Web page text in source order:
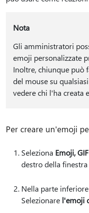
Nota
Gli amministratori
emoji personalizzate
Inoltre, chiunque può
del mouse su
vedere chi l'ha creata
Per creare un'emoji
Seleziona Emoji,
destro della
Nella parte
Selezionare l'emoji